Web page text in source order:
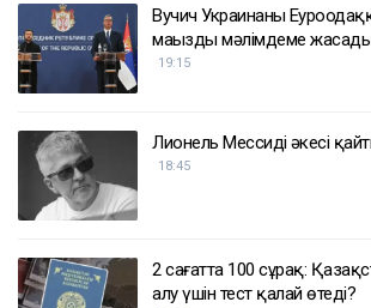
Вучич Украинаның
маңызды мәлімдеме
19:15
Лионель Мессидің әкесі
18:45
2 сағатта 100 сұрақ:
алу үшін тест қалай өтеді?